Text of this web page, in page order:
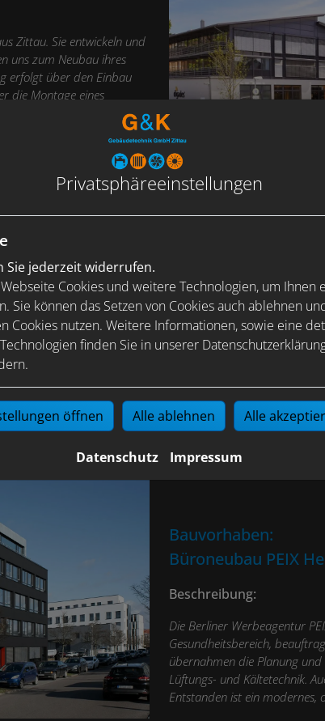
Zittau. Sie entwickeln und
uns zum Neubau ihres
erfolgt über den Einbau
die Montage eines
oder kühlt nach
Produktionshalle
Fußbodenheizung
Bauvorhaben:
Büroneubau PEIX
Beschreibung:
Die Berliner Werbeagentur
Gesundheitsbereich,
übernahmen die Planung
Lüftungs- und Kältetechnik.
Entstanden ist ein modernes,
Privatsphäre­einstellungen
Sie jederzeit widerrufen.
Cookies und weitere Technologien, um Ihnen
Sie können das Setzen von Cookies auch ablehnen
Cookies nutzen. Weitere Informationen, sowie eine
finden Sie in unserer
öffnen Alle ablehnen Alle
Datenschutz Impressum